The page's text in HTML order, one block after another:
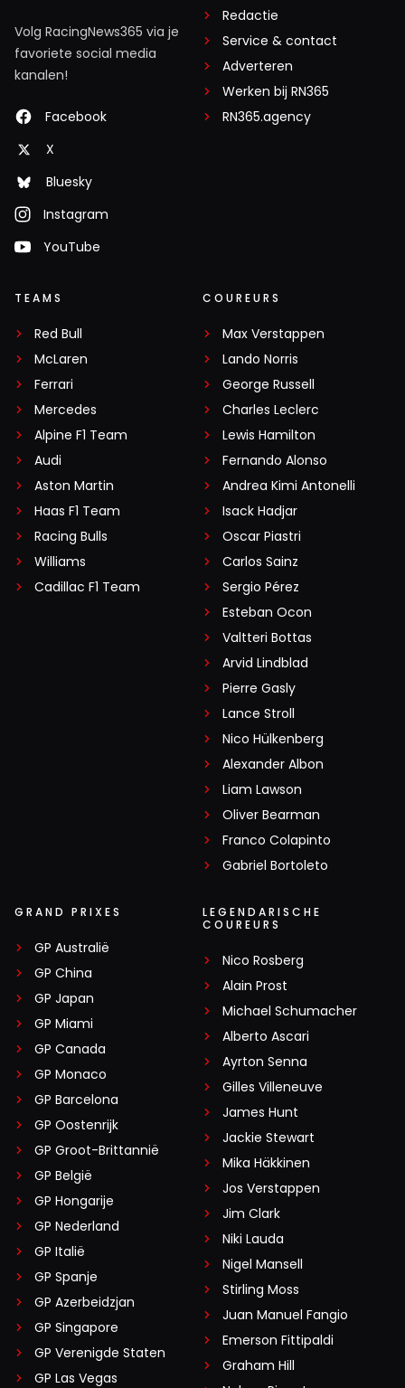
Volg RacingNews365 via je
favoriete social media
kanalen!
Facebook
X
Bluesky
Instagram
YouTube
Redactie
Service & contact
Adverteren
Werken bij RN365
RN365.agency
TEAMS
Red Bull
McLaren
Ferrari
Mercedes
Alpine F1 Team
Audi
Aston Martin
Haas F1 Team
Racing Bulls
Williams
Cadillac F1 Team
COUREURS
Max Verstappen
Lando Norris
George Russell
Charles Leclerc
Lewis Hamilton
Fernando Alonso
Andrea Kimi Antonelli
Isack Hadjar
Oscar Piastri
Carlos Sainz
Sergio Pérez
Esteban Ocon
Valtteri Bottas
Arvid Lindblad
Pierre Gasly
Lance Stroll
Nico Hülkenberg
Alexander Albon
Liam Lawson
Oliver Bearman
Franco Colapinto
Gabriel Bortoleto
GRAND PRIXES
GP Australië
GP China
GP Japan
GP Miami
GP Canada
GP Monaco
GP Barcelona
GP Oostenrijk
GP Groot-Brittannië
GP België
GP Hongarije
GP Nederland
GP Italië
GP Spanje
GP Azerbeidzjan
GP Singapore
GP Verenigde Staten
GP Las Vegas
LEGENDARISCHE
COUREURS
Nico Rosberg
Alain Prost
Michael Schumacher
Alberto Ascari
Ayrton Senna
Gilles Villeneuve
James Hunt
Jackie Stewart
Mika Häkkinen
Jos Verstappen
Jim Clark
Niki Lauda
Nigel Mansell
Stirling Moss
Juan Manuel Fangio
Emerson Fittipaldi
Graham Hill